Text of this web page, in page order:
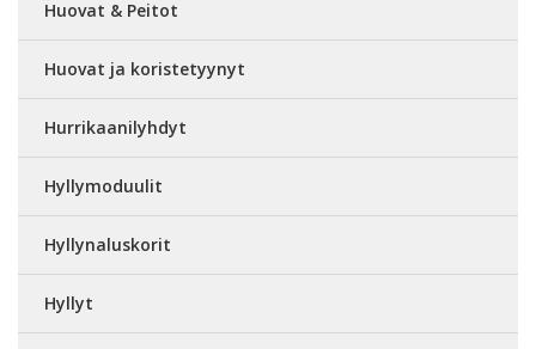
Huovat & Peitot
Huovat ja koristetyynyt
Hurrikaanilyhdyt
Hyllymoduulit
Hyllynaluskorit
Hyllyt